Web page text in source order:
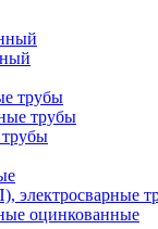
трубы
трубы
электросварные
оцинкованные